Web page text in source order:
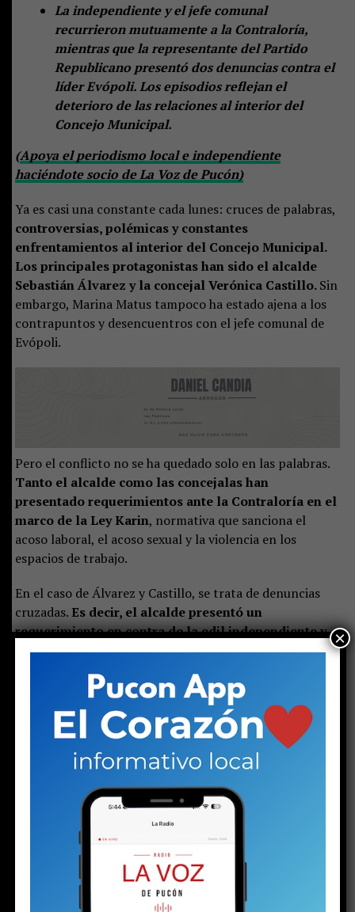
La independiente y el jefe comunal
recurrieron mutuamente a la Contraloría,
mientras que la representante del Partido
Republicano presentó dos denuncias contra el
líder Evópoli. Los episodios reflejan el
deterioro de las relaciones al interior del
Concejo Municipal.
(Apoya el periodismo local e independiente
haciéndote socio de La Voz de Pucón)
Ya es casi una constante cada lunes: cruces de palabras,
controversias, polémicas y constantes
enfrentamientos al interior del Concejo Municipal.
Los principales protagonistas han sido el alcalde
Sebastián Álvarez y la concejal Verónica Castillo.Sin
embargo, Marina Matus tampoco ha estado ajena a los
contrapuntos y desencuentros con el jefe comunal de
Evópoli.
Pero el conflicto no se ha quedado solo en las palabras.
Tanto el alcalde como las concejalas han
presentado requerimientos ante la Contraloría en el
marco de la Ley Karin, normativa que sanciona el
acoso laboral, el acoso sexual y la violencia en los
espacios de trabajo.
En el caso de Álvarez y Castillo, se trata de denuncias
cruzadas.Es decir, el alcalde presentó un
requerimiento en contra de la edil independiente y, a
su vez, ella hizo lo propio en contra del jefe
comunal. Matus, en tanto, ingresó dos denuncias
contra Álvarez.Se trata de una serie de acciones que
reflejan la tensa relación existente entre el alcalde y
parte del cuerpo colegiado.
Si bien este medio consultó a los tres involucrados,
al tema. Sebastián Álvarez señaló que el asunto se
encuentra bajo un proceso de carácter confidencial,
por lo que no realizará declaraciones.
tanto, también optó por no referirse a las denuncias.
Marina Matus fue la única que explicó los motivos de las
×